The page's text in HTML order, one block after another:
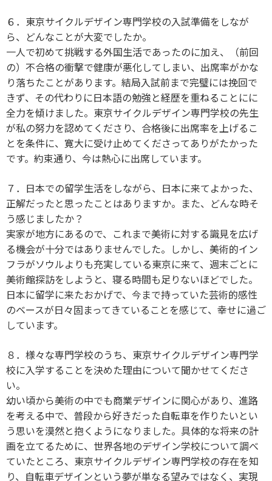
６．東京サイクルデザイン専門学校の入試準備をしなが
ら、どんなことが大変でしたか。
一人で初めて挑戦する外国生活であったのに加え、（前回
の）不合格の衝撃で健康が悪化してしまい、出席率がかな
り落ちたことがあります。結局入試前まで完璧には挽回で
きず、その代わりに日本語の勉強と経歴を重ねることにに
全力を傾けました。東京サイクルデザイン専門学校の先生
が私の努力を認めてくださり、合格後に出席率を上げるこ
とを条件に、寛大に受け止めてくださってありがたかった
です。約束通り、今は熱心に出席しています。
７．日本での留学生活をしながら、日本に来てよかった、
正解だったと思ったことはありますか。また、どんな時そ
う感じましたか？
実家が地方にあるので、これまで美術に対する識見を広げ
る機会が十分ではありませんでした。しかし、美術的イン
フラがソウルよりも充実している東京に来て、週末ごとに
美術館探訪をしようと、寝る時間も足りないほどでした。
日本に留学に来たおかげで、今まで持っていた芸術的感性
のベースが日々固まってきていることを感じて、幸せに過ご
しています。
８．様々な専門学校のうち、東京サイクルデザイン専門学
校に入学することを決めた理由について聞かせてくださ
い。
幼い頃から美術の中でも商業デザインに関心があり、進路
を考える中で、普段から好きだった自転車を作りたいとい
う思いを漠然と抱くようになりました。具体的な将来の計
画を立てるために、世界各地のデザイン学校について調べ
ていたところ、東京サイクルデザイン専門学校の存在を知
り、自転車デザインという夢が単なる望みではなく、実現